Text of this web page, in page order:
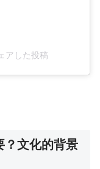
アした投稿
？文化的背景